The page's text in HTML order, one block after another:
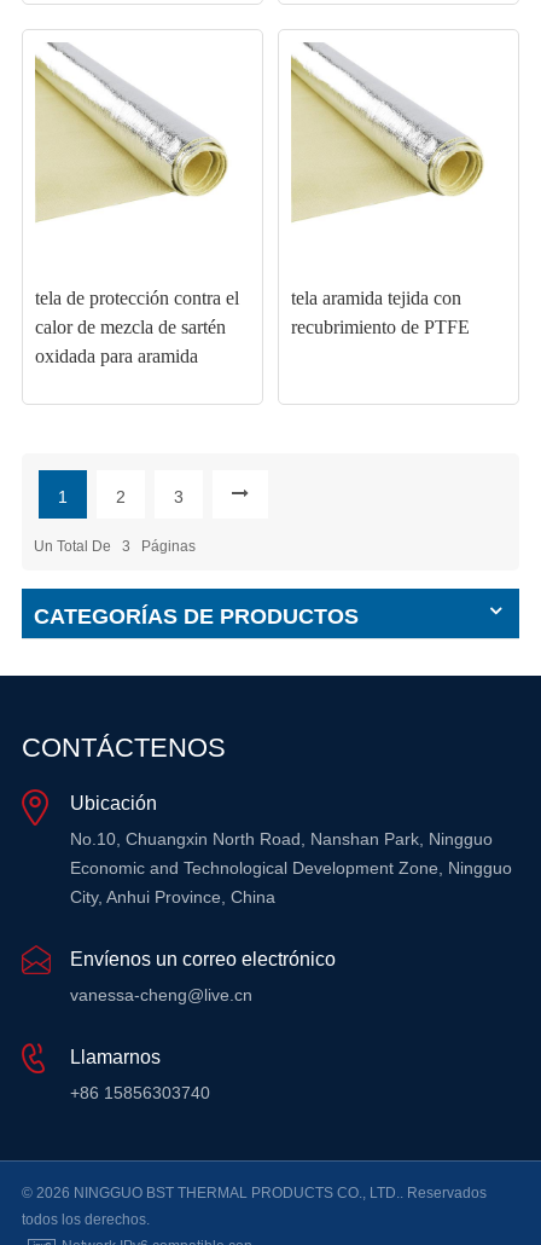
tela de protección contra el
calor de mezcla de sartén
oxidada para aramida
tela aramida tejida con
recubrimiento de PTFE
1 2 3
Un Total De 3 Páginas
CATEGORÍAS DE PRODUCTOS
CONTÁCTENOS
Ubicación
No.10, Chuangxin North Road, Nanshan Park, Ningguo
Economic and Technological Development Zone, Ningguo
City, Anhui Province, China
Envíenos un correo electrónico
vanessa-cheng@live.cn
Llamarnos
+86 15856303740
© 2026 NINGGUO BST THERMAL PRODUCTS CO., LTD.. Reservados
todos los derechos.